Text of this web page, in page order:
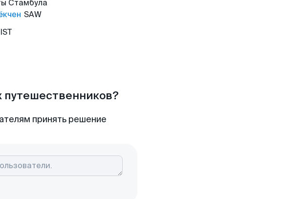
Стамбула
SAW
IST
путешественников?
принять решение